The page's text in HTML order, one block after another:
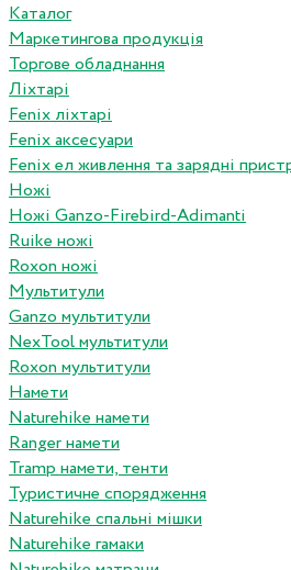
Каталог
Маркетингова продукція
Торгове обладнання
Ліхтарі
Fenix ліхтарі
Fenix аксесуари
Fenix ел живлення та зарядні
Ножі
Ножі Ganzo-Firebird-Adimanti
Ruike ножі
Roxon ножi
Мультитули
Ganzo мультитули
NexTool мультитули
Roxon мультитули
Намети
Naturehike намети
Ranger намети
Tramp намети, тенти
Туристичне спорядження
Naturehike спальні мішки
Naturehike гамаки